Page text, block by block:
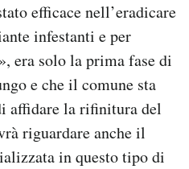
efficace nell’eradicare
infestanti e per
era solo la prima fase di
e che il comune sta
affidare la rifinitura del
riguardare anche il
in questo tipo di